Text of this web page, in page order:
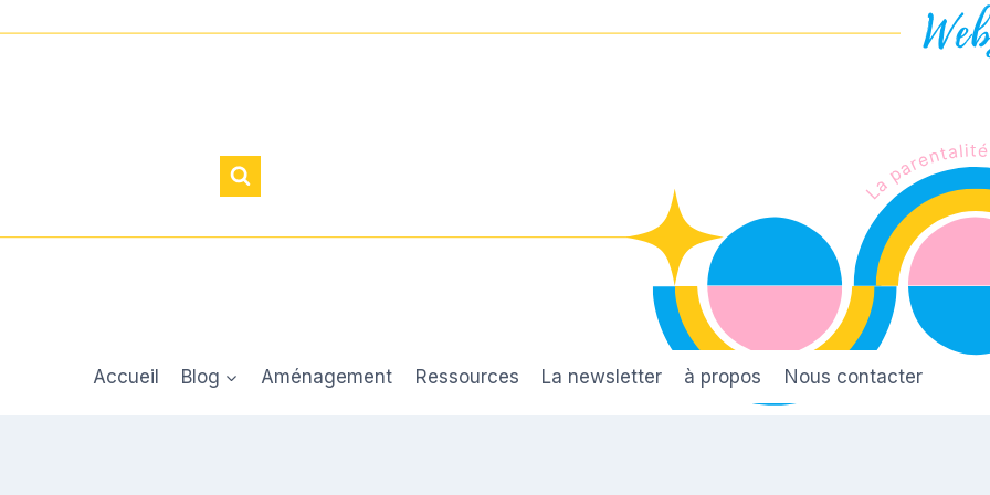
Accueil Blog Aménagement Ressources La newsletter à propos Nous contacter